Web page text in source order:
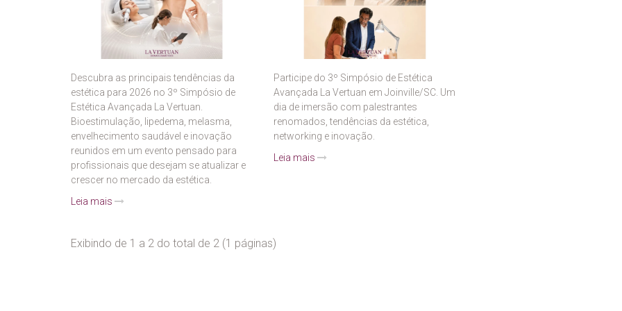
Descubra as principais tendências da
estética para 2026 no 3º Simpósio de
Estética Avançada La Vertuan.
Bioestimulação, lipedema, melasma,
envelhecimento saudável e inovação
reunidos em um evento pensado para
profissionais que desejam se atualizar e
crescer no mercado da estética.
Leia mais
Participe do 3º Simpósio de Estética
Avançada La Vertuan em Joinville/SC. Um
dia de imersão com palestrantes
renomados, tendências da estética,
networking e inovação.
Leia mais
Exibindo de 1 a 2 do total de 2 (1 páginas)